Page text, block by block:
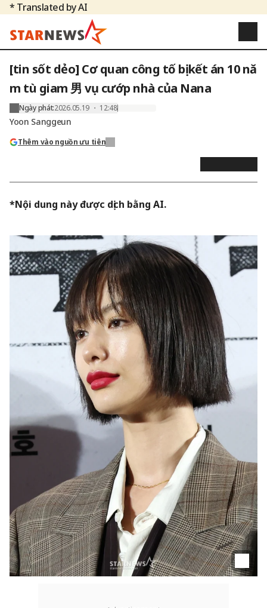
* Translated by AI
[tin sốt dẻo] Cơ quan công tố bị kết án 10 nă
m tù giam 男 vụ cướp nhà của Nana
Ngày phát:2026.05.19 ・ 12:48
Yoon Sanggeun
Thêm vào nguồn ưu tiên
*Nội dung này được dịch bằng AI.